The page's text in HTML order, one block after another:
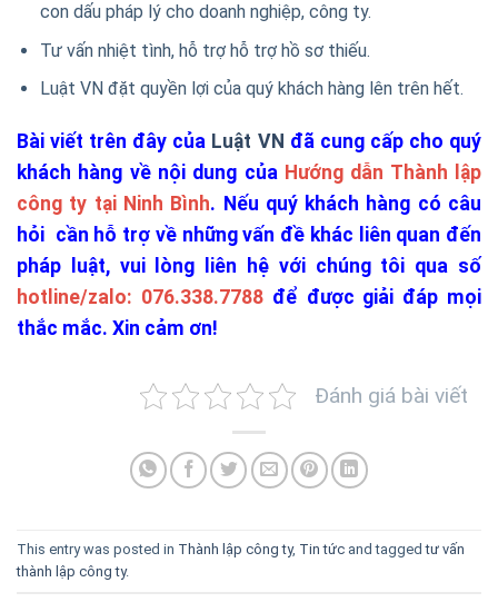
con dấu pháp lý cho doanh nghiệp, công ty.
Tư vấn nhiệt tình, hỗ trợ hỗ trợ hồ sơ thiếu.
Luật VN đặt quyền lợi của quý khách hàng lên trên hết.
Bài viết trên đây của Luật VN đã cung cấp cho quý
khách hàng về nội dung của Hướng dẫn Thành lập
công ty tại Ninh Bình. Nếu quý khách hàng có câu
hỏi cần hỗ trợ về những vấn đề khác liên quan đến
pháp luật, vui lòng liên hệ với chúng tôi qua số
hotline/zalo: 076.338.7788để được giải đáp mọi
thắc mắc. Xin cảm ơn!
Đánh giá bài viết
This entry was posted in Thành lập công ty, Tin tức and taggedtư vấn
thành lập công ty.